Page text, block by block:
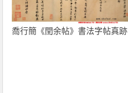
喬行簡《閏余帖》書法字帖真跡